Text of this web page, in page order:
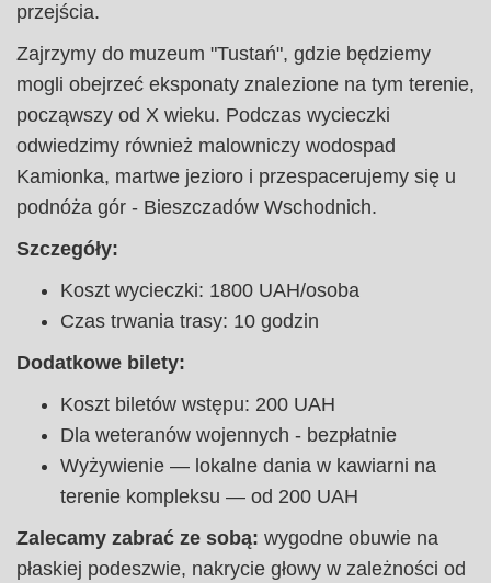
przejścia.
Zajrzymy do muzeum "Tustań", gdzie będziemy
mogli obejrzeć eksponaty znalezione na tym terenie,
począwszy od X wieku. Podczas wycieczki
odwiedzimy również malowniczy wodospad
Kamionka, martwe jezioro i przespacerujemy się u
podnóża gór - Bieszczadów Wschodnich.
Szczegóły:
Koszt wycieczki: 1800 UAH/osoba
Czas trwania trasy: 10 godzin
Dodatkowe bilety:
Koszt biletów wstępu: 200 UAH
Dla weteranów wojennych - bezpłatnie
Wyżywienie — lokalne dania w kawiarni na
terenie kompleksu — od 200 UAH
Zalecamy zabrać ze sobą: wygodne obuwie na
płaskiej podeszwie, nakrycie głowy w zależności od